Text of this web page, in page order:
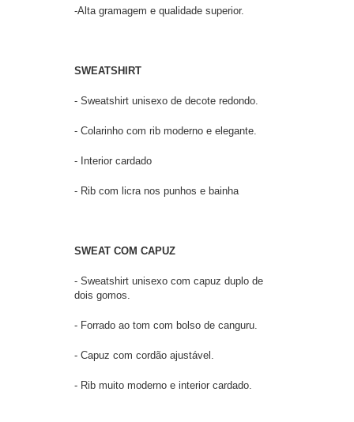
-Alta gramagem e qualidade superior.
SWEATSHIRT
- Sweatshirt unisexo de decote redondo.
- Colarinho com rib moderno e elegante.
- Interior cardado
- Rib com licra nos punhos e bainha
SWEAT COM CAPUZ
- Sweatshirt unisexo com capuz duplo de
dois gomos.
- Forrado ao tom com bolso de canguru.
- Capuz com cordão ajustável.
- Rib muito moderno e interior cardado.